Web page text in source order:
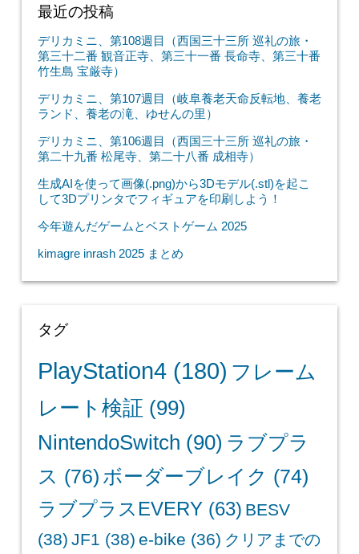
最近の投稿
デリカミニ、第108週目（西国三十三所 巡礼の旅・
第三十二番 観音正寺、第三十一番 長命寺、第三十番
竹生島 宝厳寺）
デリカミニ、第107週目（岐阜養老天命反転地、養老
ランド、養老の滝、ゆせんの里）
デリカミニ、第106週目（西国三十三所 巡礼の旅・
第二十九番 松尾寺、第二十八番 成相寺）
生成AIを使って画像(.png)から3Dモデル(.stl)を起こ
して3Dプリンタでフィギュアを印刷しよう！
今年遊んだゲームとベストゲーム 2025
kimagre inrash 2025 まとめ
タグ
PlayStation4(180) フレーム
レート検証 (99)
NintendoSwitch (90) ラブプラ
ス (76) ボーダーブレイク (74)
ラブプラスEVERY(63) BESV
(38) JF1 (38) e-bike (36) クリアまでの